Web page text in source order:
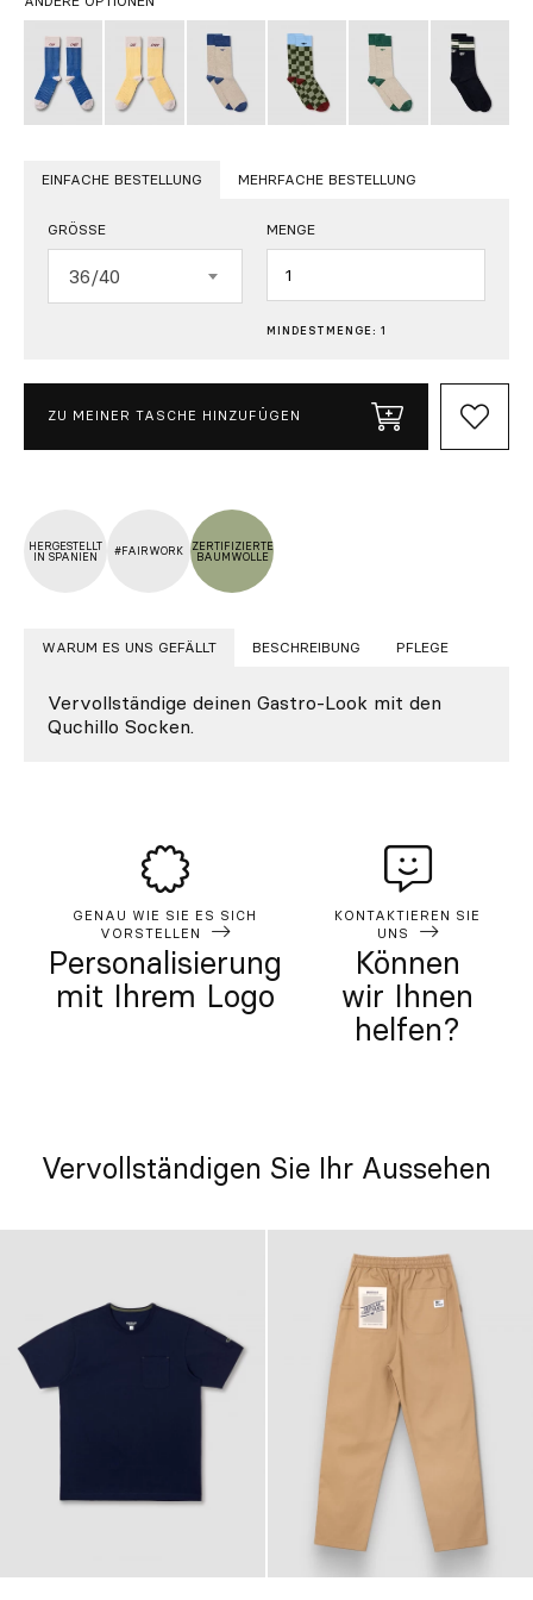
EINFACHE BESTELLUNG MEHRFACHE BESTELLUNG
GRÖSSE
36/40
MENGE
Menge
MINDESTMENGE: 1
ZU MEINER TASCHE HINZUFÜGEN
HERGESTELLT
IN SPANIEN
#FAIRWORK ZERTIFIZIERTE
BAUMWOLLE
WARUM ES UNS GEFÄLLT BESCHREIBUNG PFLEGE
Vervollständige deinen Gastro-Look mit den
Quchillo Socken.
GENAU WIE SIE ES SICH
VORSTELLEN
Personalisierung
mit Ihrem Logo
KONTAKTIEREN SIE
UNS
Können
wir Ihnen
helfen?
Vervollständigen Sie Ihr Aussehen